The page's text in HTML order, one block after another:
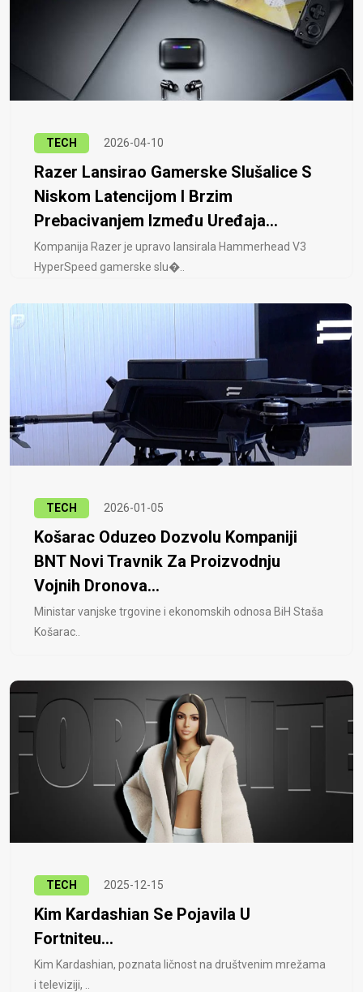
TECH 2026-04-10
Razer Lansirao Gamerske Slušalice S
Niskom Latencijom I Brzim
Prebacivanjem Između Uređaja...
Kompanija Razer je upravo lansirala Hammerhead V3
HyperSpeed ​​gamerske slu�..
TECH 2026-01-05
Košarac Oduzeo Dozvolu Kompaniji
BNT Novi Travnik Za Proizvodnju
Vojnih Dronova...
Ministar vanjske trgovine i ekonomskih odnosa BiH Staša
Košarac..
TECH 2025-12-15
Kim Kardashian Se Pojavila U
Fortniteu...
Kim Kardashian, poznata ličnost na društvenim mrežama
i televiziji, ..